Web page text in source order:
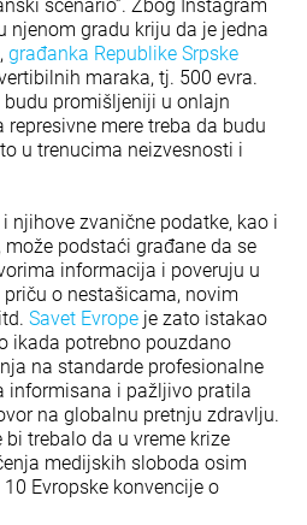
scenario”. Zbog Instagram
njenom gradu kriju da je jedna
građanka Republike Srpske
maraka, tj. 500 evra.
budu promišljeniji u onlajn
mere treba da budu
u trenucima neizvesnosti i
njihove zvanične podatke, kao i
podstaći građane da se
informacija i poveruju u
o nestašicama, novim
Savet Evrope je zato istakao
ikada potrebno pouzdano
na standarde profesionalne
informisana i pažljivo pratila
na globalnu pretnju zdravlju.
bi trebalo da u vreme krize
medijskih sloboda osim
Evropske konvencije o